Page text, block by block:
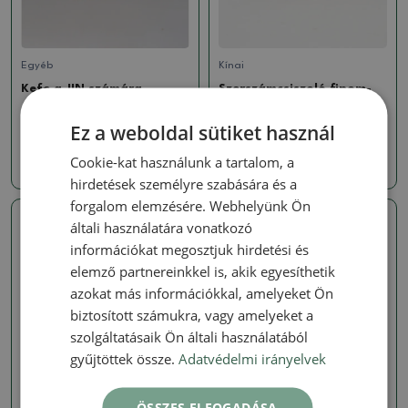
Egyéb
Kefe a JIN számára
Kínai
Szerszámcsiszoló finom-
SKU: 1453-SD70
3306 Ft
Ez a weboldal sütiket használ
Cookie-kat használunk a tartalom, a
hirdetések személyre szabására és a
forgalom elemzésére. Webhelyünk Ön
általi használatára vonatkozó
információkat megosztjuk hirdetési és
elemző partnereinkkel is, akik egyesíthetik
azokat más információkkal, amelyeket Ön
biztosított számukra, vagy amelyeket a
szolgáltatásaik Ön általi használatából
gyűjtöttek össze.Adatvédelmi irányelvek